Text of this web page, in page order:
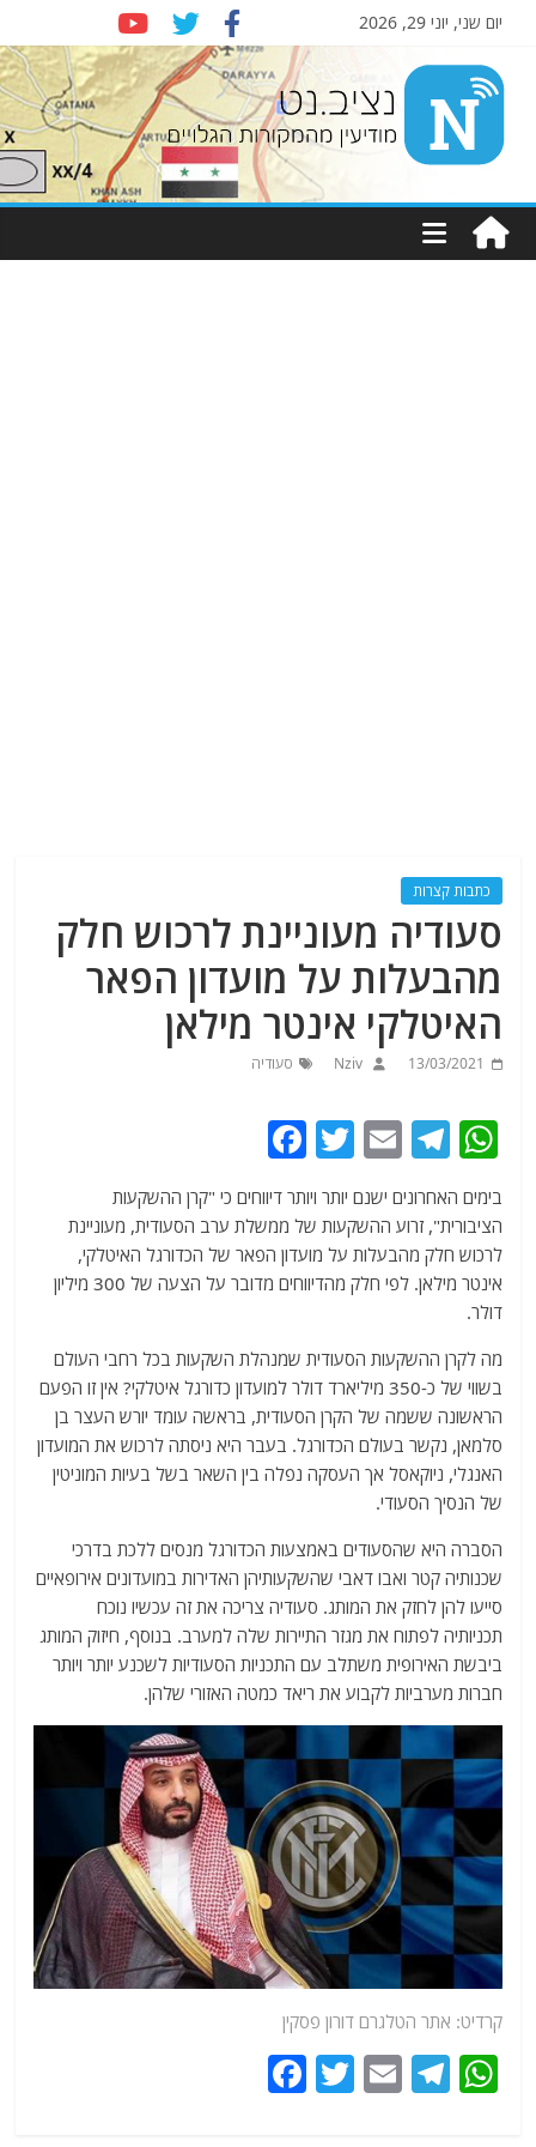
יום שני, יוני 29, 2026
Nziv.net
מודיעין
מהמקורות
כתבות קצרות
סעודיה מעוניינת לרכוש חלק
מהבעלות על מועדון הפאר
האיטלקי אינטר מילאן
13/03/2021
Nziv סעודיה
W
at
s
A
p
T
e
g
ra
E
ai
l
T
itt
er
c
e
b
o
k
בימים האחרונים ישנם יותר ויותר דיווחים כי "קרן ההשקעות
הציבורית", זרוע ההשקעות של ממשלת ערב הסעודית, מעוניינת
לרכוש חלק מהבעלות על מועדון הפאר של הכדורגל האיטלקי,
אינטר מילאן. לפי חלק מהדיווחים מדובר על הצעה של 300 מיליון
דולר.
מה לקרן ההשקעות הסעודית שמנהלת השקעות בכל רחבי העולם
בשווי של כ-350 מיליארד דולר למועדון כדורגל איטלקי? אין זו הפעם
הראשונה ששמה של הקרן הסעודית, בראשה עומד יורש העצר בן
סלמאן, נקשר בעולם הכדורגל. בעבר היא ניסתה לרכוש את המועדון
האנגלי, ניוקאסל אך העסקה נפלה בין השאר בשל בעיות המוניטין
של הנסיך הסעודי.
הסברה היא שהסעודים באמצעות הכדורגל מנסים ללכת בדרכי
שכנותיה קטר ואבו דאבי שהשקעותיהן האדירות במועדונים אירופאיים
סייעו להן לחזק את המותג. סעודיה צריכה את זה עכשיו נוכח
תכניותיה לפתוח את מגזר התיירות שלה למערב. בנוסף, חיזוק המותג
ביבשת האירופית משתלב עם התכניות הסעודיות לשכנע יותר ויותר
חברות מערביות לקבוע את ריאד כמטה האזורי שלהן.
קרדיט: אתר הטלגרם דורון פסקין
W
T
E
T